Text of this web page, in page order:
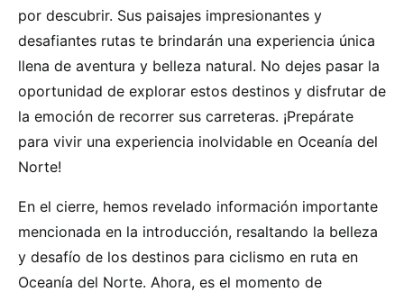
por descubrir. Sus paisajes impresionantes y
desafiantes rutas te brindarán una experiencia única
llena de aventura y belleza natural. No dejes pasar la
oportunidad de explorar estos destinos y disfrutar de
la emoción de recorrer sus carreteras. ¡Prepárate
para vivir una experiencia inolvidable en Oceanía del
Norte!
En el cierre, hemos revelado información importante
mencionada en la introducción, resaltando la belleza
y desafío de los destinos para ciclismo en ruta en
Oceanía del Norte. Ahora, es el momento de